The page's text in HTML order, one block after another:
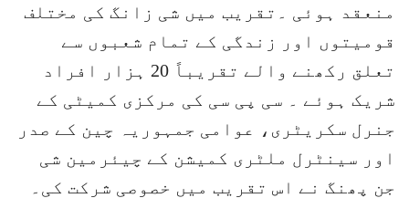
منعقد ہوئی ۔تقریب میں شی زانگ کی مختلف
قومیتوں اور زندگی کے تمام شعبوں سے
تعلق رکھنے والے تقریباً 20 ہزار افراد
شریک ہوئے ۔ سی پی سی کی مرکزی کمیٹی کے
جنرل سکریٹری، عوامی جمہوریہ چین کے صدر
اور سینٹرل ملٹری کمیشن کے چیئرمین شی
جن پھنگ نے اس تقریب میں خصوصی شرکت کی۔